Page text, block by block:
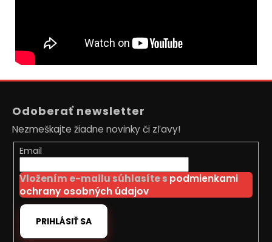
Odoberať newsletter
Nezmeškajte žiadne novinky či zľavy!
Email
Vložením e-mailu súhlasíte s podmienkami
ochrany osobných údajov
PRIHLÁSIŤ SA